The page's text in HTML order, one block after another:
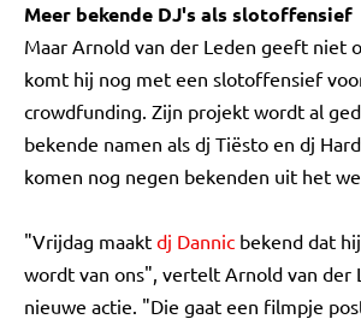
Meer bekende DJ's als slotoffensief
Maar Arnold van der Leden geeft niet
komt hij nog met een slotoffensief
crowdfunding. Zijn projekt wordt al
bekende namen als dj Tiësto en dj
komen nog negen bekenden uit het
"Vrijdag maakt dj Dannic bekend dat
wordt van ons", vertelt Arnold van der
nieuwe actie. "Die gaat een filmpje